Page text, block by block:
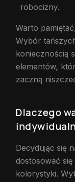
robocizny.
Warto
Wybór
koniecznością
elementów,
zaczną
Dlaczego
Decydując się
dostosować
kolorystyki.